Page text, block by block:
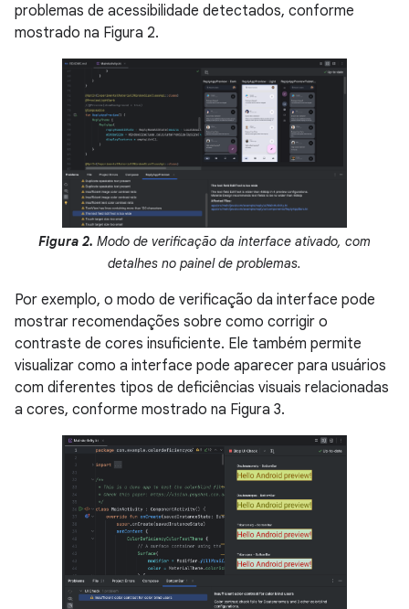
problemas de acessibilidade detectados, conforme
mostrado na Figura 2.
Figura 2. Modo de verificação da interface ativado, com
detalhes no painel de problemas.
Por exemplo, o modo de verificação da interface pode
mostrar recomendações sobre como corrigir o
contraste de cores insuficiente. Ele também permite
visualizar como a interface pode aparecer para usuários
com diferentes tipos de deficiências visuais relacionadas
a cores, conforme mostrado na Figura 3.